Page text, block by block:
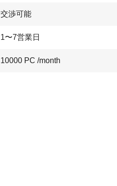
交渉可能
1〜7営業日
10000 PC /month